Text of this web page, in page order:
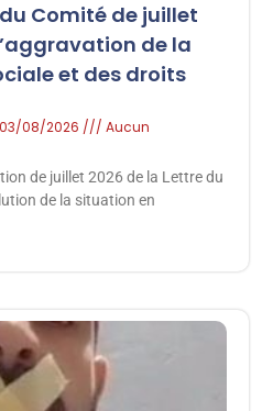
Comité de juillet
de la
et des droits
03/08/2026
Aucun
de juillet 2026 de la Lettre du
de la situation en